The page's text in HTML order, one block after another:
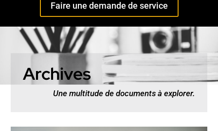
Faire une demande de service
Archives
Une multitude de documents à explorer.